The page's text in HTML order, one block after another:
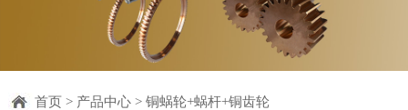
首页> 产品中心> 铜蜗轮+蜗杆+铜齿轮